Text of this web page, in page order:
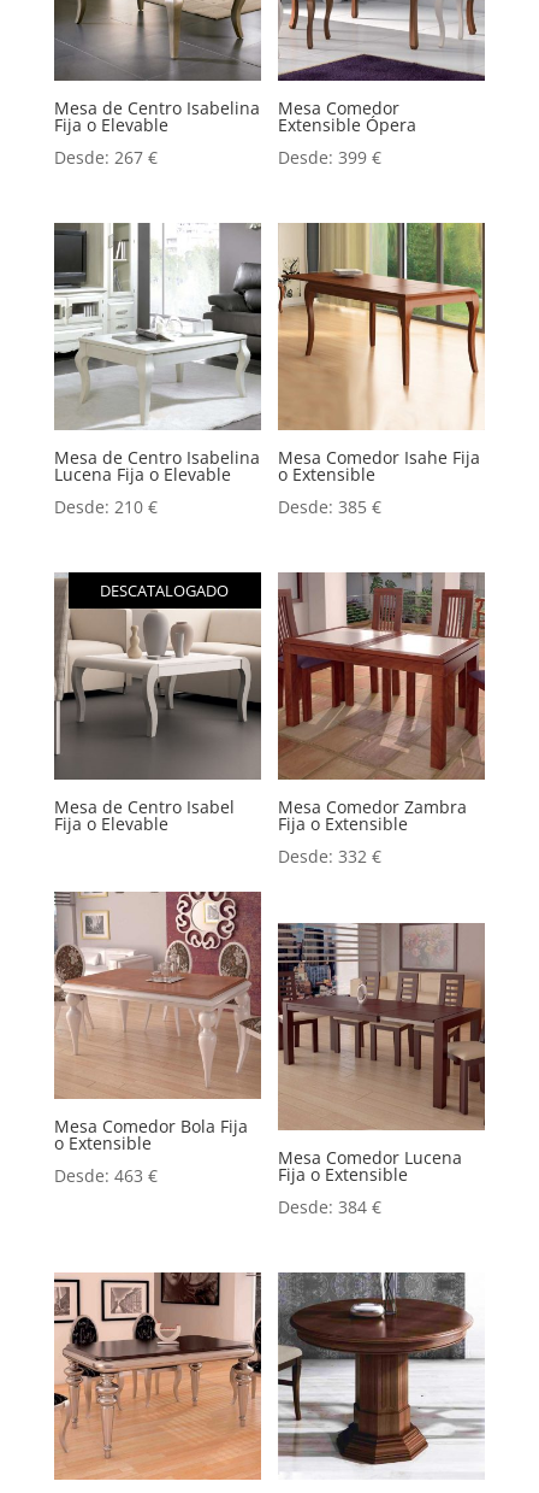
Mesa de Centro Isabelina
Fija o Elevable
Desde: 267 €
Mesa Comedor
Extensible Ópera
Desde:399€
Mesa de Centro Isabelina
Lucena Fija o Elevable
Desde: 210 €
Mesa Comedor Isahe Fija
o Extensible
Desde:385€
DESCATALOGADO
Mesa de Centro Isabel
Fija o Elevable
Mesa Comedor Zambra
Fija o Extensible
Desde:332€
Mesa Comedor Bola Fija
o Extensible
Desde: 463 €
Mesa Comedor Lucena
Fija o Extensible
Desde:384€